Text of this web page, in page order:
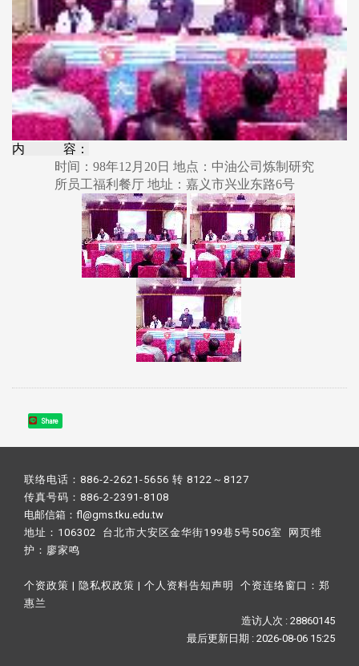
内 容：
时间：98年12月20日 地点：中油公司炼制研究
所员工福利餐厅 地址：嘉义市兴业东路6号
Share
联络电话：886-2-2621-5656 转 8122～8127
传真号码：886-2-2391-8108
电邮信箱：fl@gms.tku.edu.tw
地址：106302 台北市大安区金华街199巷5号506室 网页维
护： 廖家鸣​
个资政策 | 隐私权政策 | 个人资料告知声明 个资连络窗口： 郑
惠兰
造访人次 : 28860145
最后更新日期 :2026-08-06 15:25